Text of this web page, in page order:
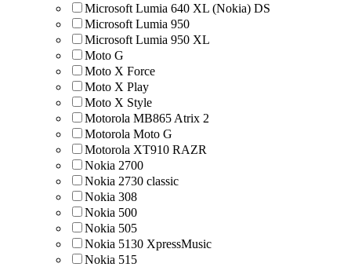
Microsoft Lumia 640 XL (Nokia) DS
Microsoft Lumia 950
Microsoft Lumia 950 XL
Moto G
Moto X Force
Moto X Play
Moto X Style
Motorola MB865 Atrix 2
Motorola Moto G
Motorola XT910 RAZR
Nokia 2700
Nokia 2730 classic
Nokia 308
Nokia 500
Nokia 505
Nokia 5130 XpressMusic
Nokia 515